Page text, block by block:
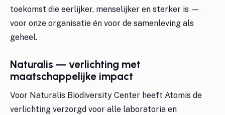
toekomst die eerlijker, menselijker en sterker is —
voor onze organisatie én voor de samenleving als
geheel.
Naturalis — verlichting met
maatschappelijke impact
Voor Naturalis Biodiversity Center heeft Atomis de
verlichting verzorgd voor alle laboratoria en